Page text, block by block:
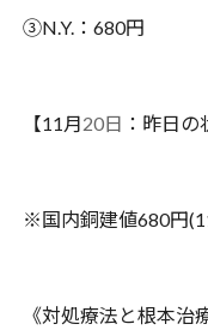
③N.Y.：680円
【11月20日 ：昨日の
※国内銅建値680円
《対処療法と根本治